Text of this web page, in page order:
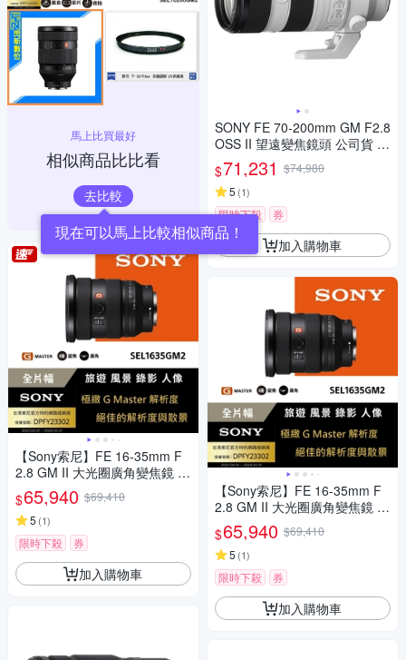
馬上比買最好
相似商品比比看
去比較
現在可以馬上比較相似商品！
【Sony索尼】FE 16-35mm F
2.8 GM II 大光圈廣角變焦鏡 S
EL1635GM2 (公司貨 保固 24
個月)
$65,940 $69,410
5 (1)
限時下殺 券
加入購物車
SONY FE 70-200mm GM F2.8
OSS II 望遠變焦鏡頭 公司貨 S
EL70200GM2
$71,231 $74,980
5 (1)
限時下殺 券
加入購物車
【Sony索尼】FE 16-35mm F
2.8 GM II 大光圈廣角變焦鏡 S
EL1635GM2 (公司貨 保固 24
個月)
$65,940 $69,410
5 (1)
限時下殺 券
加入購物車